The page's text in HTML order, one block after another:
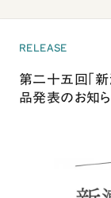
RELEASE
第二十五回「新
品発表のお知